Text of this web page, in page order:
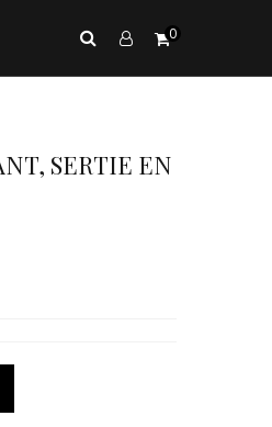
0
SERTIE EN